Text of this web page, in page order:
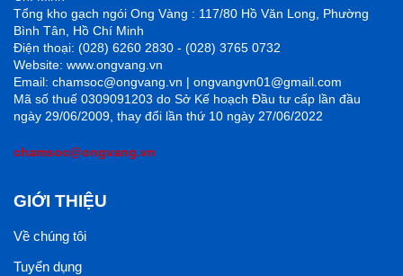
Tổng kho gạch ngói Ong Vàng : 117/80 Hồ Văn Long, Phường
Bình Tân, Hồ Chí Minh
Điện thoại: (028) 6260 2830 - (028) 3765 0732
Website: www.ongvang.vn
Email: chamsoc@ongvang.vn | ongvangvn01@gmail.com
Mã số thuế 0309091203 do Sở Kế hoạch Đầu tư cấp lần đầu
ngày 29/06/2009, thay đổi lần thứ 10 ngày 27/06/2022
chamsoc@ongvang.vn
GIỚI THIỆU
Về chúng tôi
Tuyển dụng